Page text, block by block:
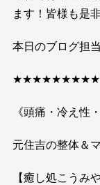
ます！皆様も是
本日のブログ担
《頭痛・冷え性
元住吉の整体＆
【癒し処こうみや